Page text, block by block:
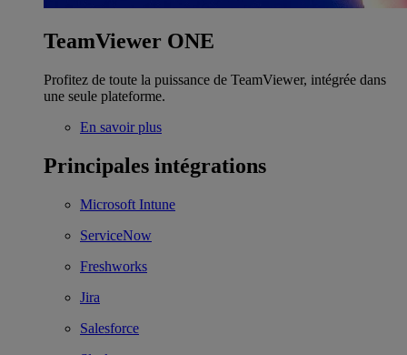
TeamViewer ONE
Profitez de toute la puissance de TeamViewer, intégrée dans
une seule plateforme.
En savoir plus
Principales intégrations
Microsoft Intune
ServiceNow
Freshworks
Jira
Salesforce